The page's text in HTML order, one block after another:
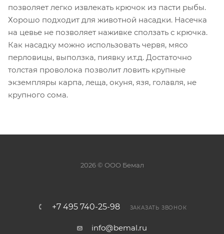
позволяет легко извлекать крючок из пасти рыбы.
Хорошо подходит для животной насадки. Насечка
на цевье не позволяет наживке сползать с крючка.
Как насадку можно использовать червя, мясо
перловицы, выползка, пиявку и.т.д. Достаточно
толстая проволока позволит ловить крупные
экземпляры карпа, леща, окуня, язя, голавля, не
крупного сома.
2026 © ООО Бемал
+7 495 740-25-98 ЗАКАЗАТЬ ЗВОНОК
info@bemal.ru